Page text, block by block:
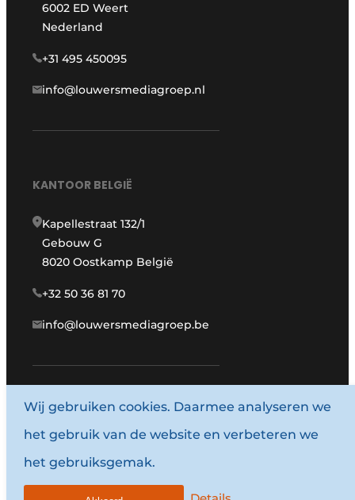
6002 ED Weert
Nederland
+31 495 450095
info@louwersmediagroep.nl
KANTOOR BELGIË
Kapellestraat 132/1
Gebouw G
8020 Oostkamp België
+32 50 36 81 70
info@louwersmediagroep.be
www.louwersmediagroep.com
© 1987 - 2026 Louwersmediagroep.
Algemene voorwaarden
Wij gebruiken cookies. Daarmee analyseren we
het gebruik van de website en verbeteren we
het gebruiksgemak.